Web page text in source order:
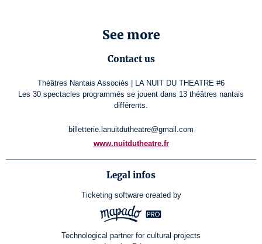
See more
Contact us
Théâtres Nantais Associés | LA NUIT DU THEATRE #6
Les 30 spectacles programmés se jouent dans 13 théâtres nantais
différents.
billetterie.lanuitdutheatre@gmail.com
www.nuitdutheatre.fr
Legal infos
Ticketing software created by
Technological partner for cultural projects